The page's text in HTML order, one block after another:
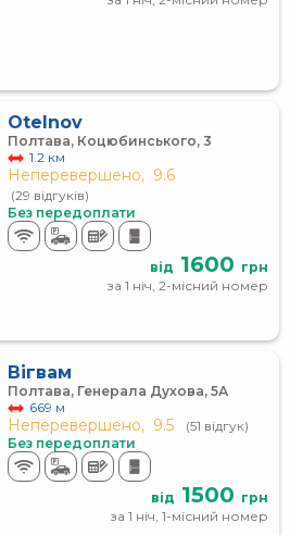
Otelnov
Полтава, Коцюбинського, 3
1.2 км
Неперевершено, 9.6
(29 відгуків)
Без передоплати
від 1600 грн
за 1 ніч, 2-місний номер
Вігвам
Полтава, Генерала Духова, 5А
669 м
Неперевершено, 9.5
(51 відгук)
Без передоплати
від 1500 грн
за 1 ніч, 1-місний номер